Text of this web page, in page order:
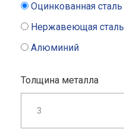
Оцинкованная сталь
Нержавеющая сталь
Алюминий
Толщина металла